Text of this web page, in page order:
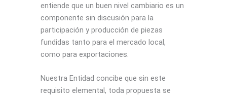
entiende que un buen nivel cambiario es un
componente sin discusión para la
participación y producción de piezas
fundidas tanto para el mercado local,
como para exportaciones.
Nuestra Entidad concibe que sin este
requisito elemental, toda propuesta se